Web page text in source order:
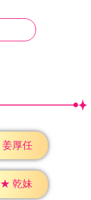
姜厚任
★ 乾妹